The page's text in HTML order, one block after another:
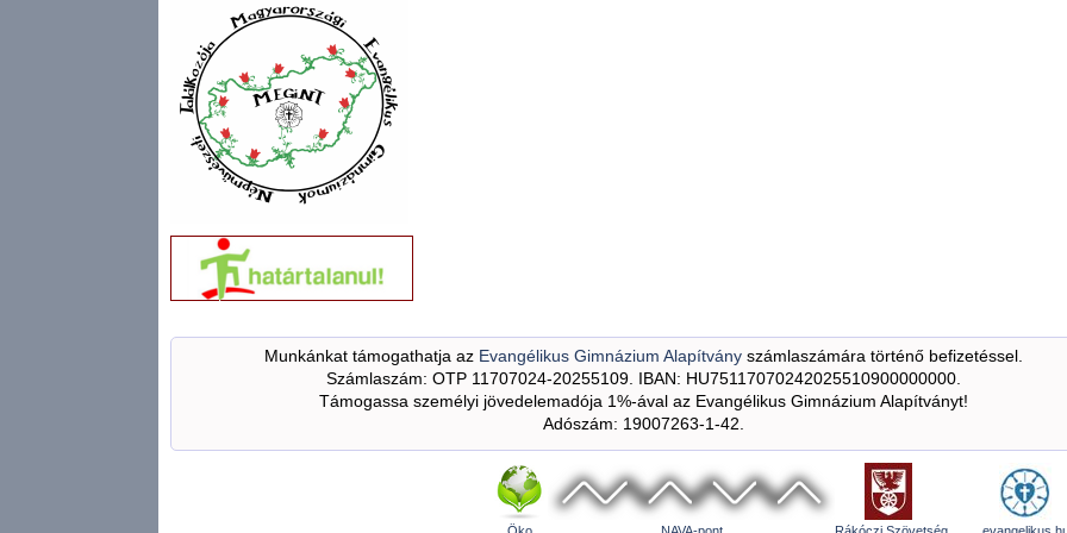
Munkánkat támogathatja az Evangélikus Gimnázium Alapítványszámlaszámára történő befizetéssel.
Számlaszám: OTP 11707024-20255109. IBAN: HU75117070242025510900000000.
Támogassa személyi jövedelemadója 1%-ával az Evangélikus Gimnázium Alapítványt!
Adószám: 19007263-1-42.